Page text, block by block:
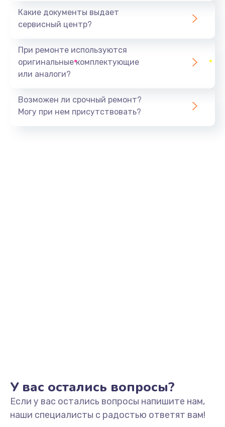
Какие документы выдает
сервисный центр?
При ремонте используются
оригинальные комплектующие
или аналоги?
Возможен ли срочный ремонт?
Могу при нем присутствовать?
У вас остались вопросы?
Если у вас остались вопросы напишите нам,
наши специалисты с радостью ответят вам!